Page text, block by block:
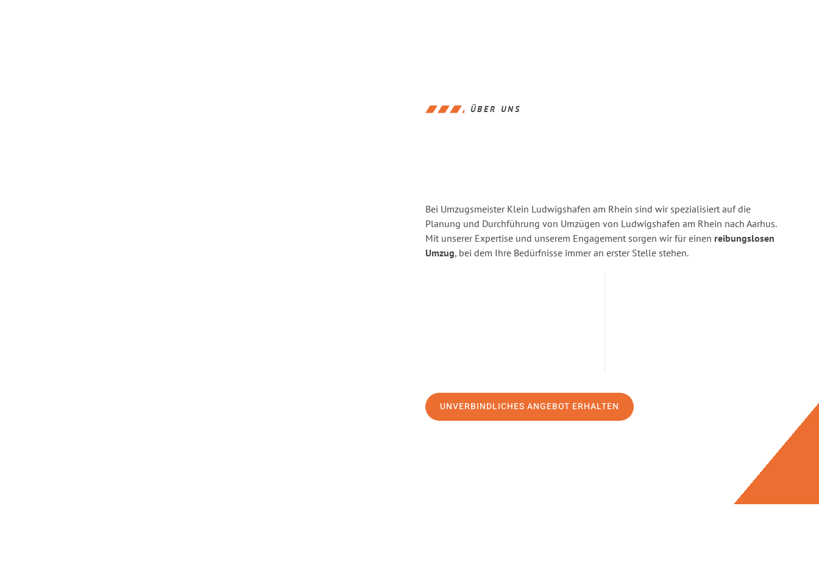
ÜBER UNS
Bei Umzugsmeister Klein Ludwigshafen am Rhein sind wir spezialisiert auf die
Planung und Durchführung von Umzügen von Ludwigshafen am Rhein nach Aarhus.
Mit unserer Expertise und unserem Engagement sorgen wir für einen reibungslosen
Umzug, bei dem Ihre Bedürfnisse immer an erster Stelle stehen.
UNVERBINDLICHES ANGEBOT ERHALTEN